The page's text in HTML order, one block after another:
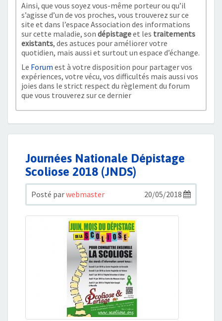
Ainsi, que vous soyez vous-même porteur ou qu’il
s’agisse d’un de vos proches, vous trouverez sur ce
site et dans l’espace Association des informations
sur cette maladie, son dépistageet les traitements
existants, des astuces pour améliorer votre
quotidien, mais aussi et surtout un espace d’échange.
Le Forum est à votre disposition pour partager vos
expériences, votre vécu, vos difficultés mais aussi vos
joies dans le strict respect du règlement du forum
que vous trouverez sur ce dernier
Journées Nationale Dépistage
Scoliose 2018 (JNDS)
Posté parwebmaster 20/05/2018